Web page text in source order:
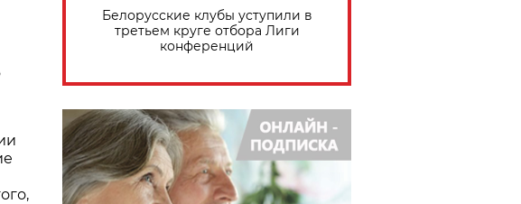
Белорусские клубы уступили в
третьем круге отбора Лиги
конференций